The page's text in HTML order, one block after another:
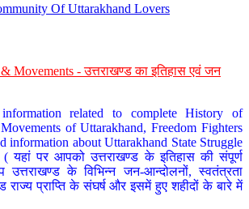
Of Uttarakhand Lovers
Movements - उत्तराखण्ड का इतिहास एवं जन
related to complete History of
of Uttarakhand, Freedom Fighters
information about Uttarakhand State Struggle
यहां पर आपको उत्तराखण्ड के इतिहास की संपूर्ण
उत्तराखण्ड के विभिन्न जन-आन्दोलनों, स्वतंत्रता
राज्य प्राप्ति के संघर्ष और इसमें हुए शहीदों के बारे में